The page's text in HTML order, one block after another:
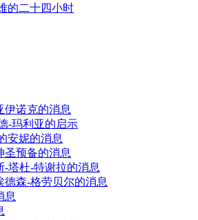
的二十四小时
伊诺克的消息
-玛利亚的启示
安妮的消息
圣预备的消息
塔杜-特谢拉的消息
森-格劳贝尔的消息
息